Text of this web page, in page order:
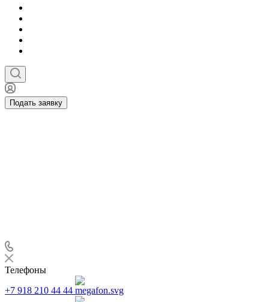
Подать заявку
Телефоны
+7 918 210 44 44